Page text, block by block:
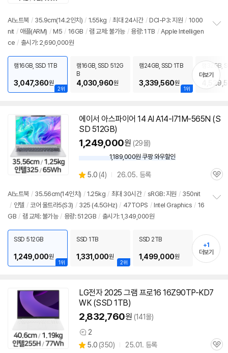
뷰
AI노트북 / 35.9cm(14.2인치) / 1.55kg / 최대 24시간 / DCI-P3: 지원 / 1000
nit / 애플(ARM) / M5 / 16GB / 램 교체: 불가능 / 용량: 1TB / Apple Intelligen
ce / 출시가: 2,690,000원
치
기
2위
램16GB, SSD 1TB
3,047,360원
램16GB, SSD 512G
B
4,030,960원
1위
램24GB, SSD 1TB
3,339,560원
램32GB,
더보기
에이서 아스파이어 14 AI A14-I71M-565N (S
SD 512GB)
1,249,000원 (29몰)
할
가
1,189,000원 쿠팡 와우할인
별
점
5.0 (상
리
뷰
4) 26.05. 등록
관
AI노트북 / 35.56cm(14인치) / 1.25kg / 최대 30시간 / sRGB: 지원 / 350nit
/ 인텔 / 코어 울트라5(S3) / 325 (4.5GHz) / 47TOPS / Intel Graphics / 16
GB / 램 교체: 불가능 / 용량: 512GB / 출시가: 1,349,000원
기
1위
SSD 512GB
1,249,000원
2위
SSD 1TB
1,331,000원
SSD 2TB
1,499,000원
+1
더보기
LG전자 2025 그램 프로16 16Z90TP-KD7
WK (SSD 1TB)
2,832,760원 (141몰)
상
품
2
별
5.0 (상
350) 25.01. 등록
관